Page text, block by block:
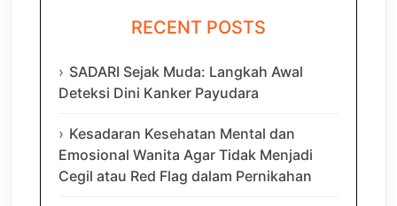
RECENT POSTS
SADARI Sejak Muda: Langkah Awal
Deteksi Dini Kanker Payudara
Kesadaran Kesehatan Mental dan
Emosional Wanita Agar Tidak Menjadi
Cegil atau Red Flag dalam Pernikahan